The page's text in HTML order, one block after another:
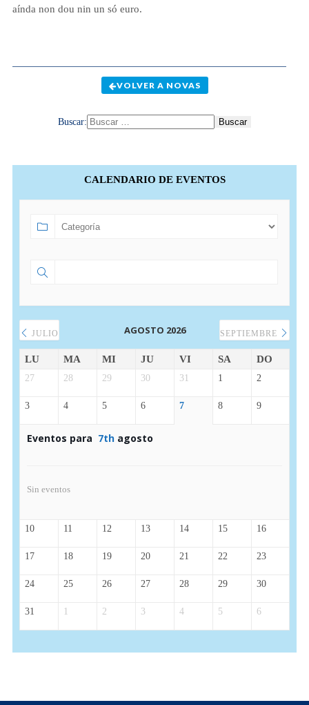
aínda non dou nin un só euro.
VOLVER A NOVAS
Buscar:
CALENDARIO DE EVENTOS
JULIO AGOSTO 2026 SEPTIEMBRE
LU MA MI JU VI SA DO
27 28 29 30 31 1 2
3 4 5 6 7 8 9
Eventos para 7thagosto
Sin eventos
10 11 12 13 14 15 16
17 18 19 20 21 22 23
24 25 26 27 28 29 30
31 1 2 3 4 5 6